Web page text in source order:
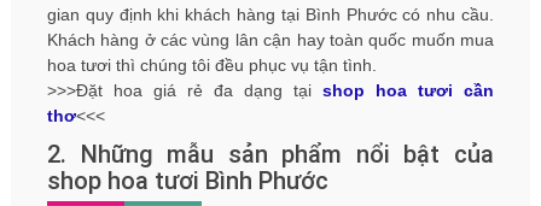
gian quy định khi khách hàng tại Bình Phước có nhu cầu.
Khách hàng ở các vùng lân cận hay toàn quốc muốn mua
hoa tươi thì chúng tôi đều phục vụ tận tình.
>>>Đặt hoa giá rẻ đa dạng tạishop hoa tươi cần
thơ<<<
2. Những mẫu sản phẩm nổi bật của
shop hoa tươi Bình Phước